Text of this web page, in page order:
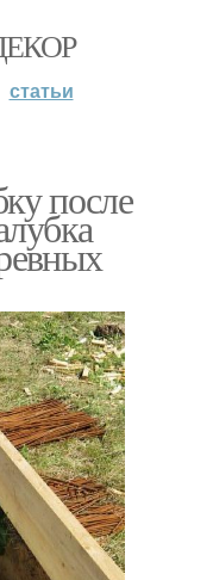
статьи
после